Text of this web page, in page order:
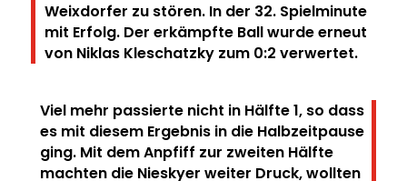
Weixdorfer zu stören. In der 32. Spielminute
mit Erfolg. Der erkämpfte Ball wurde erneut
von Niklas Kleschatzky zum 0:2 verwertet.
Viel mehr passierte nicht in Hälfte 1, so dass
es mit diesem Ergebnis in die Halbzeitpause
ging. Mit dem Anpfiff zur zweiten Hälfte
machten die Nieskyer weiter Druck, wollten